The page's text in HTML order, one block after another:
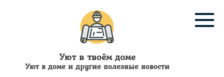
Уют в твоём доме
Уют в доме и другие полезные новости